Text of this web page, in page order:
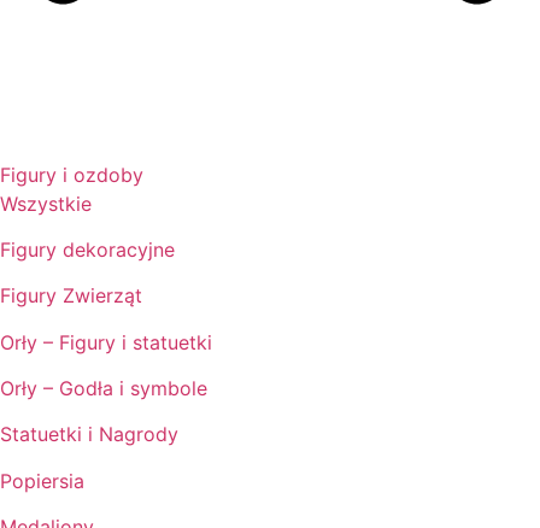
Figury i ozdoby
Wszystkie
Figury dekoracyjne
Figury Zwierząt
Orły – Figury i statuetki
Orły – Godła i symbole
Statuetki i Nagrody
Popiersia